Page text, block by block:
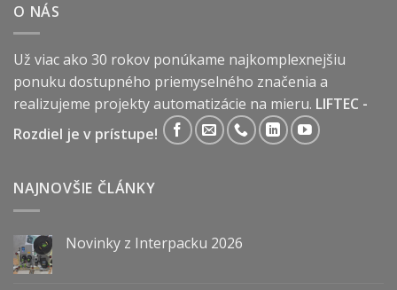
O NÁS
Už viac ako 30 rokov ponúkame najkomplexnejšiu
ponuku dostupného priemyselného značenia a
realizujeme projekty automatizácie na mieru. LIFTEC -
Rozdiel je v prístupe!
NAJNOVŠIE ČLÁNKY
Novinky z Interpacku 2026